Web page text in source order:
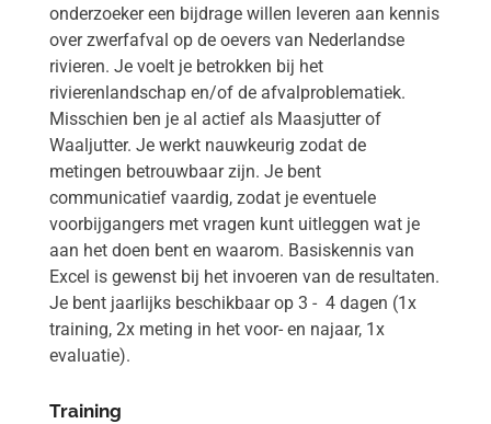
onderzoeker een bijdrage willen leveren aan kennis
over zwerfafval op de oevers van Nederlandse
rivieren. Je voelt je betrokken bij het
rivierenlandschap en/of de afvalproblematiek.
Misschien ben je al actief als Maasjutter of
Waaljutter. Je werkt nauwkeurig zodat de
metingen betrouwbaar zijn. Je bent
communicatief vaardig, zodat je eventuele
voorbijgangers met vragen kunt uitleggen wat je
aan het doen bent en waarom. Basiskennis van
Excel is gewenst bij het invoeren van de resultaten.
Je bent jaarlijks beschikbaar op 3 - 4 dagen (1x
training, 2x meting in het voor- en najaar, 1x
evaluatie).
Training